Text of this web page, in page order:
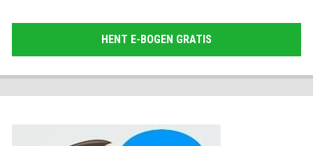
HENT E-BOGEN GRATIS